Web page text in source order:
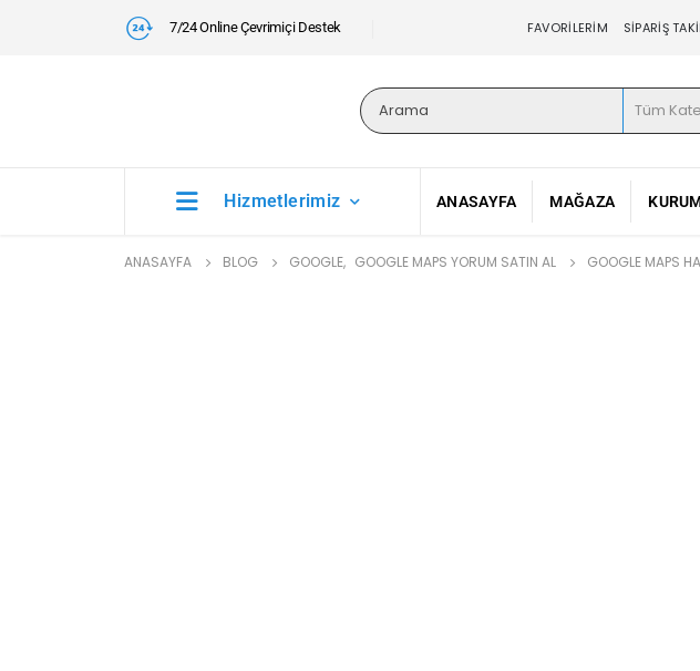
7/24 Online Çevrimiçi Destek FAVORILERIM SIPARIŞ
Hizmetlerimiz ANASAYFA MAĞAZA
ANASAYFA BLOG GOOGLE, GOOGLE MAPS YORUM SATIN AL GOOGLE MAPS